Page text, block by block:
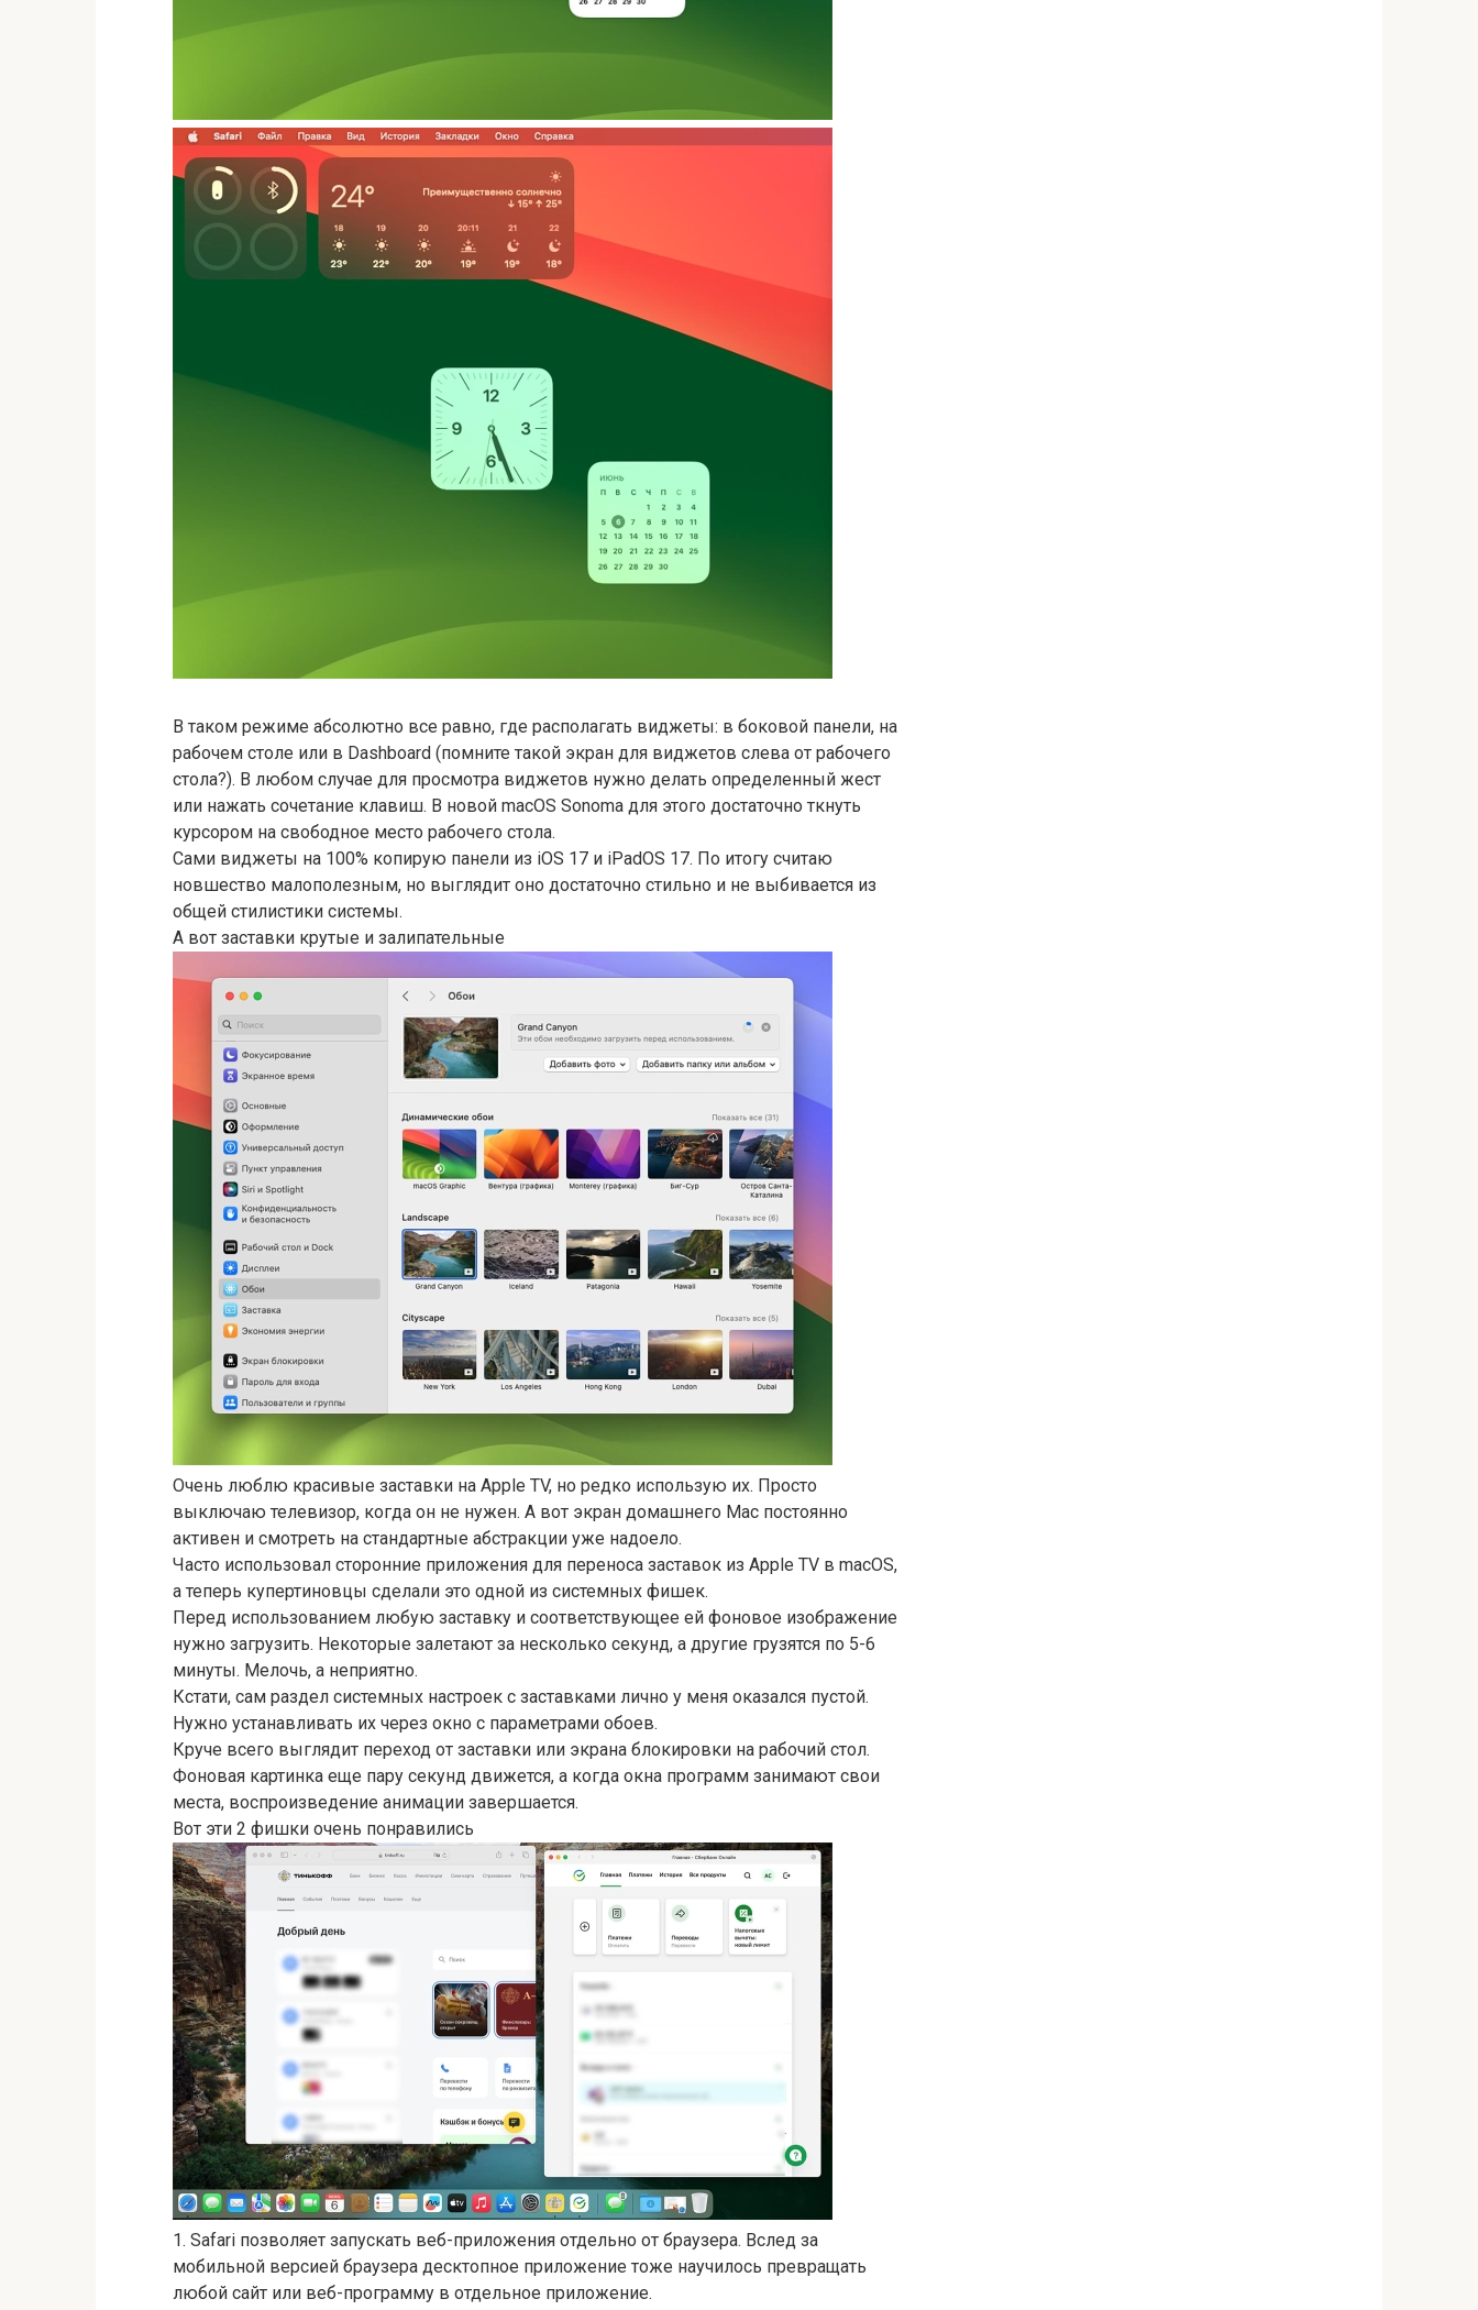
В таком режиме абсолютно все равно, где располагать виджеты: в боковой панели, на
рабочем столе или в Dashboard (помните такой экран для виджетов слева от рабочего
стола?). В любом случае для просмотра виджетов нужно делать определенный жест
или нажать сочетание клавиш. В новой macOS Sonoma для этого достаточно ткнуть
курсором на свободное место рабочего стола.
Сами виджеты на 100% копирую панели из iOS 17 и iPadOS 17. По итогу считаю
новшество малополезным, но выглядит оно достаточно стильно и не выбивается из
общей стилистики системы.
А вот заставки крутые и залипательные
Очень люблю красивые заставки на Apple TV, но редко использую их. Просто
выключаю телевизор, когда он не нужен. А вот экран домашнего Mac постоянно
активен и смотреть на стандартные абстракции уже надоело.
Часто использовал сторонние приложения для переноса заставок из Apple TV в macOS,
а теперь купертиновцы сделали это одной из системных фишек.
Перед использованием любую заставку и соответствующее ей фоновое изображение
нужно загрузить. Некоторые залетают за несколько секунд, а другие грузятся по 5-6
минуты. Мелочь, а неприятно.
Кстати, сам раздел системных настроек с заставками лично у меня оказался пустой.
Нужно устанавливать их через окно с параметрами обоев.
Круче всего выглядит переход от заставки или экрана блокировки на рабочий стол.
Фоновая картинка еще пару секунд движется, а когда окна программ занимают свои
места, воспроизведение анимации завершается.
Вот эти 2 фишки очень понравились
1. Safari позволяет запускать веб-приложения отдельно от браузера. Вслед за
мобильной версией браузера десктопное приложение тоже научилось превращать
любой сайт или веб-программу в отдельное приложение.